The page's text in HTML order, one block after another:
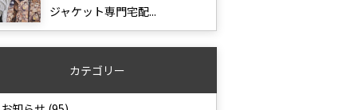
ジャケット専門宅配...
カテゴリー